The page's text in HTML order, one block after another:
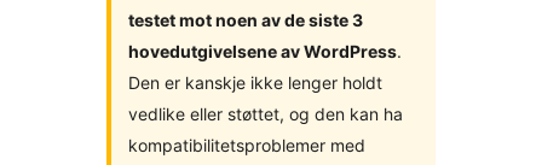
testet mot noen av de siste 3
hovedutgivelsene av WordPress.
Den er kanskje ikke lenger holdt
vedlike eller støttet, og den kan ha
kompatibilitetsproblemer med